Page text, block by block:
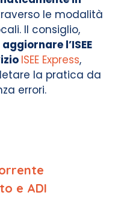
le modalità
Il consiglio,
aggiornare l’ISEE
ISEE Express,
la pratica da
errori.
e ADI